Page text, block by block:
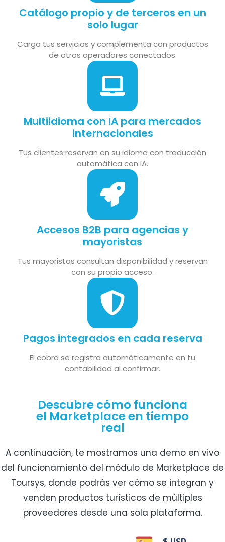
Catálogo propio y de terceros en un
solo lugar
Carga tus servicios y complementa con productos
de otros operadores conectados.
Multiidioma con IA para mercados
internacionales
Tus clientes reservan en su idioma con traducción
automática con IA.
Accesos B2B para agencias y
mayoristas
Tus mayoristas consultan disponibilidad y reservan
con su propio acceso.
Pagos integrados en cada reserva
El cobro se registra automáticamente en tu
contabilidad al confirmar.
Descubre cómo funciona
el Marketplace en tiempo
real
A continuación, te mostramos una demo en vivo
del funcionamiento del módulo de Marketplace de
Toursys, donde podrás ver cómo se integran y
venden productos turísticos de múltiples
proveedores desde una sola plataforma.